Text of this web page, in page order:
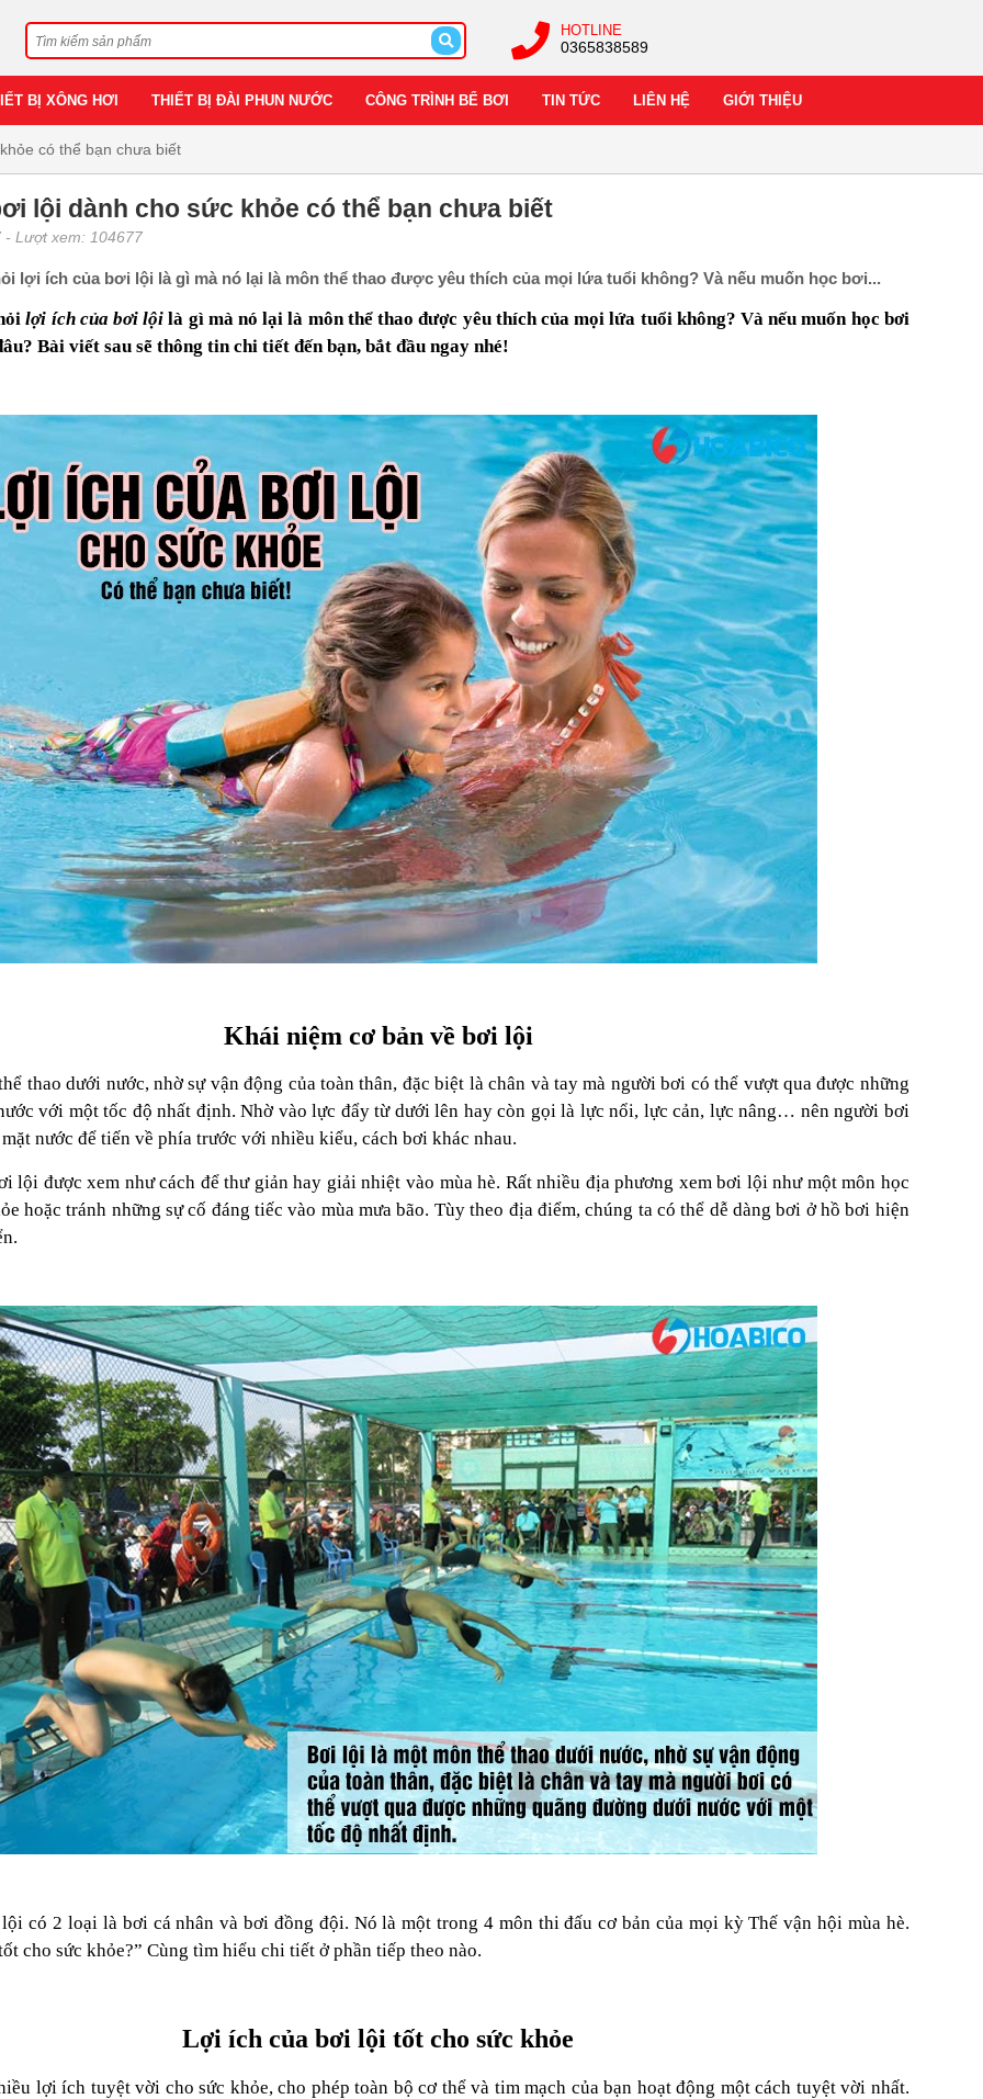
HOTLINE
0365838589
BỊ XÔNG HƠI THIẾT BỊ ĐÀI PHUN NƯỚC CÔNG TRÌNH BỂ BƠI TIN TỨC LIÊN HỆ GIỚI THIỆU
có thể bạn chưa biết
lội dành cho sức khỏe có thể bạn chưa biết
- Lượt xem: 104677
lợi ích của bơi lội là gì mà nó lại là môn thể thao được yêu thích của mọi lứa tuổi không? Và nếu muốn học bơi...
lợi ích của bơi lội là gì mà nó lại là môn thể thao được yêu thích của mọi lứa tuổi không? Và nếu muốn học bơi
Bài viết sau sẽ thông tin chi tiết đến bạn, bắt đầu ngay nhé!
Khái niệm cơ bản về bơi lội
thao dưới nước, nhờ sự vận động của toàn thân, đặc biệt là chân và tay mà người bơi có thể vượt qua được những
với một tốc độ nhất định. Nhờ vào lực đẩy từ dưới lên hay còn gọi là lực nổi, lực cản, lực nâng… nên người bơi
nước để tiến về phía trước với nhiều kiểu, cách bơi khác nhau.
lội được xem như cách để thư giản hay giải nhiệt vào mùa hè. Rất nhiều địa phương xem bơi lội như một môn học
hoặc tránh những sự cố đáng tiếc vào mùa mưa bão. Tùy theo địa điểm, chúng ta có thể dễ dàng bơi ở hồ bơi hiện
có 2 loại là bơi cá nhân và bơi đồng đội. Nó là một trong 4 môn thi đấu cơ bản của mọi kỳ Thế vận hội mùa hè.
cho sức khỏe?” Cùng tìm hiểu chi tiết ở phần tiếp theo nào.
Lợi ích của bơi lội tốt cho sức khỏe
lợi ích tuyệt vời cho sức khỏe, cho phép toàn bộ cơ thể và tim mạch của bạn hoạt động một cách tuyệt vời nhất.